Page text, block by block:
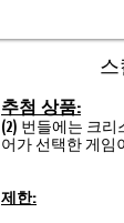
추첨 상품:
(2) 번들에는 크리
어가 선택한 게임
제한: